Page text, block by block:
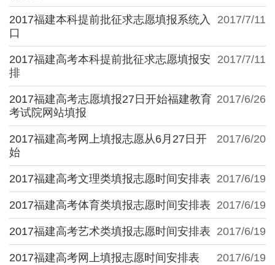
2017/7/11
2017福建本科提前批征求志愿填报系统入
口
2017/7/11
2017福建高考本科提前批征求志愿填报安
排
2017/6/26
2017福建高考志愿填报27日开始福建教育
考试院网站填报
2017/6/20
2017福建高考网上填报志愿从6月27日开
始
2017/6/19
2017福建高考文理类填报志愿时间安排表
2017/6/19
2017福建高考体育类填报志愿时间安排表
2017/6/19
2017福建高考艺术类填报志愿时间安排表
2017/6/19
2017福建高考网上填报志愿时间安排表